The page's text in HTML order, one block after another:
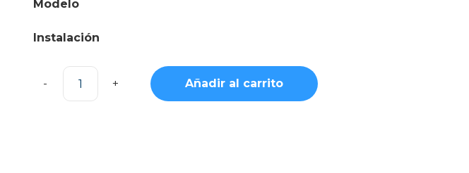
Modelo
Instalación
Protector
Añadir al carrito